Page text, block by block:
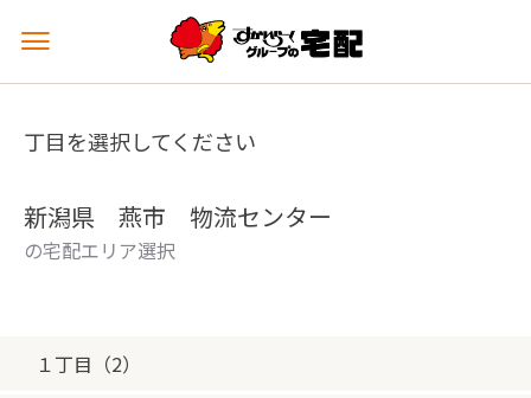
メ
ュ
を
丁目を選択してください
新潟県 燕市 物流センター
の宅配エリア選択
１丁目（2）